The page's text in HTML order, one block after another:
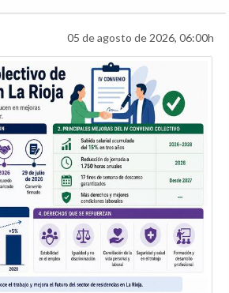
05 de agosto de 2026, 06:00h